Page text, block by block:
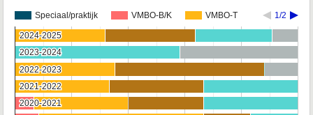
Speciaal/praktijk VMBO-B/K VMBO-T 1/2
2024-2025
2024-2025
2023-2024
2023-2024
2022-2023
2022-2023
2021-2022
2021-2022
2020-2021
2020-2021